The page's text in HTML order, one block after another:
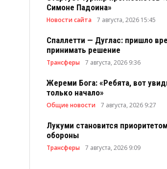
Симоне Падоина»
Новости сайта 7 августа, 2026 15:45
Спаллетти — Дуглас: пришло
принимать решение
Трансферы 7 августа, 2026 9:36
Жереми Бога: «Ребята, вот
только начало»
Общие новости 7 августа, 2026 9:27
Лукуми становится
обороны
Трансферы 7 августа, 2026 9:09